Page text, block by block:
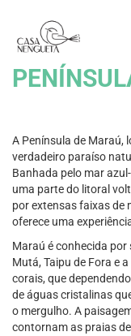
A Península de Maraú,
verdadeiro paraíso
Banhada pelo mar
uma parte do litoral
por extensas faixas de
oferece uma
Maraú é conhecida
Mutá, Taipu de Fora e
corais, que
de águas cristalinas
o mergulho. A
contornam as praias